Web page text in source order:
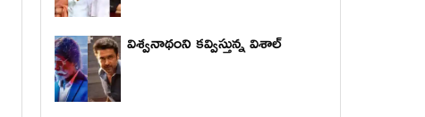
విశ్వనాథంని కవ్విస్తున్న విశాల్